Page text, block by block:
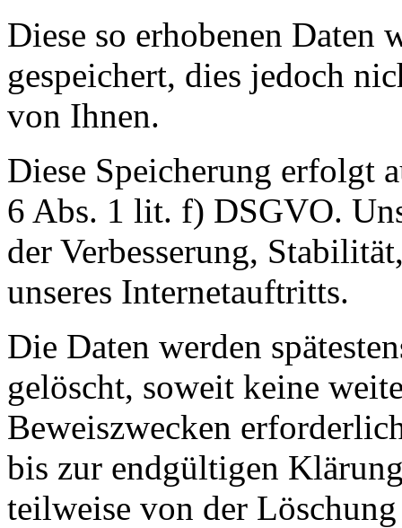
Diese so erhobenen Daten
gespeichert, dies jedoch
von Ihnen.
Diese Speicherung erfolgt
6 Abs. 1 lit. f) DSGVO.
der Verbesserung,
unseres Internetauftritts.
Die Daten werden
gelöscht, soweit keine
Beweiszwecken
bis zur endgültigen
teilweise von der